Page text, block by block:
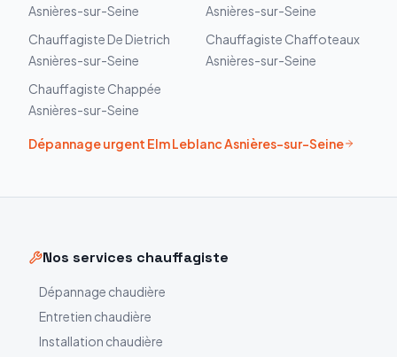
Asnières-sur-Seine
Asnières-sur-Seine
Chauffagiste De Dietrich
Asnières-sur-Seine
Chauffagiste Chaffoteaux
Asnières-sur-Seine
Chauffagiste Chappée
Asnières-sur-Seine
Dépannage urgent Elm LeblancAsnières-sur-Seine
Nos services chauffagiste
Dépannage chaudière
Entretien chaudière
Installation chaudière